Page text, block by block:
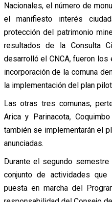
Nacionales, el número de
el manifiesto interés
protección del patrimonio
resultados de la Consulta
desarrolló el CNCA, fueron
incorporación de la comuna
la implementación del plan
Las otras tres comunas,
Arica y Parinacota,
también se implementarán el
anunciadas.
Durante el segundo
conjunto de actividades
puesta en marcha del